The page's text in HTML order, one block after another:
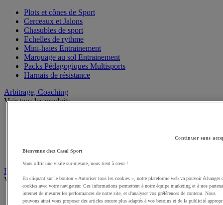
Plots et cônes de Sport
Cerceaux et Jalons
Chasubles de sport
Echelles de rythme
Mini-haies Entrainement
Marquage au sol Entrainement
Packs Pédagogiques Multisports
Harnais de résistance
Arbitrage, Coaching
Voir tous les produits
Cartons, plaquettes et accessoires arbitre
Récompenses sportives
Voir tous les produits
Coupes et trophées sportifs
Continuer sans
Bienvenue chez Casal Sport
Vous offrir une visite sur-mesure, nous tient à cœur !
En cliquant sur le bouton « Autoriser tous les cookies », notre plateforme web va pouvoir échanger
cookies avec votre navigateur. Ces informations permettent à notre équipe marketing et à nos
internet de mesurer les performances de notre site, et d'analyser vos préférences de contenu. Nous
pouvons ainsi vous proposer des articles encore plus adaptés à vos besoins et de la publicité